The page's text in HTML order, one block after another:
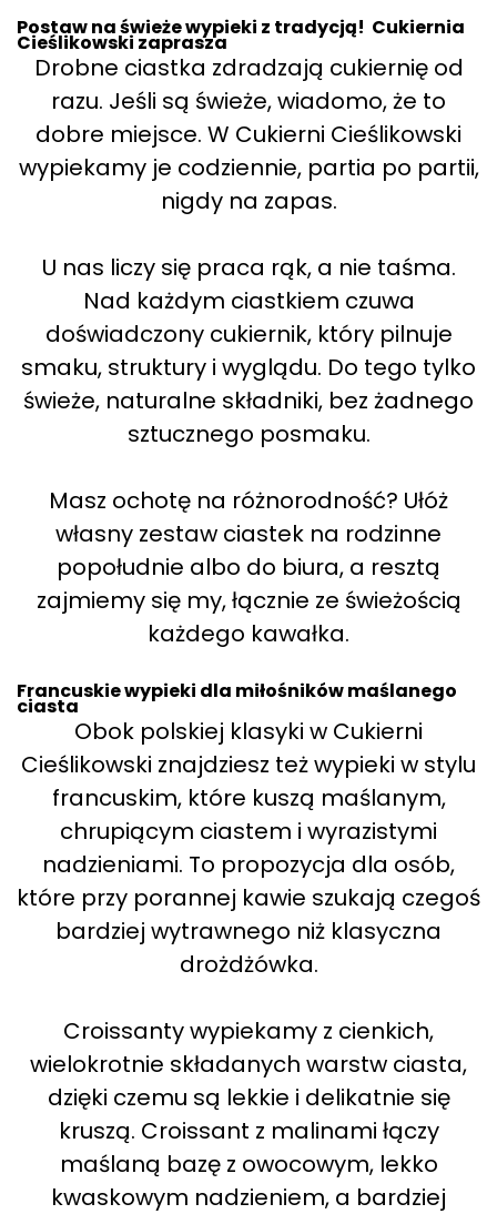
Postaw na świeże wypieki z tradycją! Cukiernia
Cieślikowski zaprasza
Drobne ciastka zdradzają cukiernię od
razu. Jeśli są świeże, wiadomo, że to
dobre miejsce. W Cukierni Cieślikowski
wypiekamy je codziennie, partia po partii,
nigdy na zapas.
U nas liczy się praca rąk, a nie taśma.
Nad każdym ciastkiem czuwa
doświadczony cukiernik, który pilnuje
smaku, struktury i wyglądu. Do tego tylko
świeże, naturalne składniki, bez żadnego
sztucznego posmaku.
Masz ochotę na różnorodność? Ułóż
własny zestaw ciastek na rodzinne
popołudnie albo do biura, a resztą
zajmiemy się my, łącznie ze świeżością
każdego kawałka.
Francuskie wypieki dla miłośników maślanego
ciasta
Obok polskiej klasyki w Cukierni
Cieślikowski znajdziesz też wypieki w stylu
francuskim, które kuszą maślanym,
chrupiącym ciastem i wyrazistymi
nadzieniami. To propozycja dla osób,
które przy porannej kawie szukają czegoś
bardziej wytrawnego niż klasyczna
drożdżówka.
Croissanty wypiekamy z cienkich,
wielokrotnie składanych warstw ciasta,
dzięki czemu są lekkie i delikatnie się
kruszą. Croissant z malinami łączy
maślaną bazę z owocowym, lekko
kwaskowym nadzieniem, a bardziej